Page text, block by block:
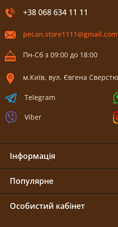
+38 068 634 11 11
pecan.store1111@gmail.com
Пн-Сб з 09:00 до 18:00
м.Київ, вул. Євгена
Telegram
Viber
Інформація
Популярне
Особистий кабінет